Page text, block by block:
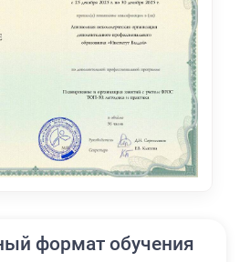
формат обучения